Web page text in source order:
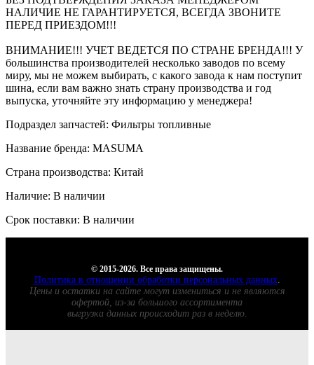
НАЛИЧИЕ НЕ ГАРАНТИРУЕТСЯ, ВСЕГДА ЗВОНИТЕ
ПЕРЕД ПРИЕЗДОМ!!!
ВНИМАНИЕ!!! УЧЕТ ВЕДЕТСЯ ПО СТРАНЕ БРЕНДА!!! У
большинства производителей несколько заводов по всему
миру, мы не можем выбирать, с какого завода к нам поступит
шина, если вам важно знать страну производства и год
выпуска, уточняйте эту информацию у менеджера!
Подраздел запчастей: Фильтры топливные
Название бренда: MASUMA
Страна производства: Китай
Наличие: В наличии
Срок поставки: В наличии
© 2015-2026. Все права защищены.
Политика в отношении обработки персональных данных.
Цены и остатки на сайте могут измениться и не являются
офертой, из-за большого ассортимента
выгрузка данных происходит раз в неделю.